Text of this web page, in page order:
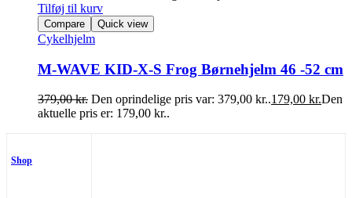
Tilføj til kurv
Compare Quick view
Cykelhjelm
M-WAVE KID-X-S Frog Børnehjelm 46 -52 cm
379,00kr. Den oprindelige pris var: 379,00 kr..179,00 kr.Den
aktuelle pris er: 179,00 kr..
Shop